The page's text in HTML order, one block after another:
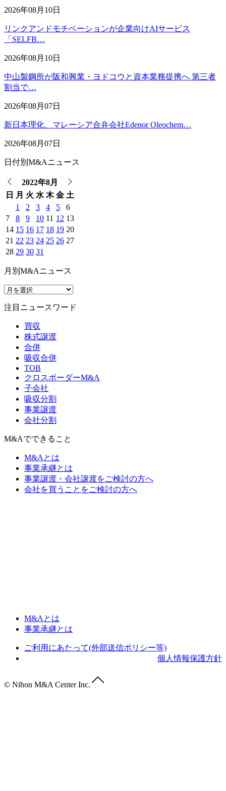
2026年08月10日
リンクアンドモチベーションが企業向けAIサービス
「SELFB…
2026年08月10日
中山製鋼所が阪和興業・ヨドコウと資本業務提携へ 第三者
割当で…
2026年08月07日
新日本理化、マレーシア合弁会社Edenor Oleochem…
2026年08月07日
日付別M&Aニュース
2022年8月
日
月 火 水 木 金 土
1
2 3 4 5
6
7
8 9 10 11 12 13
14 15 16 17 18 19 20
21 22 23 24 25 26 27
28 29 30 31
月別M&Aニュース
注目ニュースワード
買収
株式譲渡
合併
吸収合併
TOB
クロスボーダーM&A
子会社
吸収分割
事業譲渡
会社分割
M&Aでできること
M&Aとは
事業承継とは
事業譲渡・会社譲渡をご検討の方へ
会社を買うことをご検討の方へ
M&Aとは
事業承継とは
ご利用にあたって(外部送信ポリシー等)
個人情報保護方針
© Nihon M&A Center Inc.